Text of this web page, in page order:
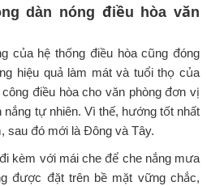
dàn nóng điều hòa văn
của hệ thống điều hòa cũng đóng
hiệu quả làm mát và tuổi thọ của
điều hòa cho văn phòng đơn vị
nắng tự nhiên. Vì thế, hướng tốt nhất
sau đó mới là Đông và Tây.
kèm với mái che để che nắng mưa
được đặt trên bề mặt vững chắc,